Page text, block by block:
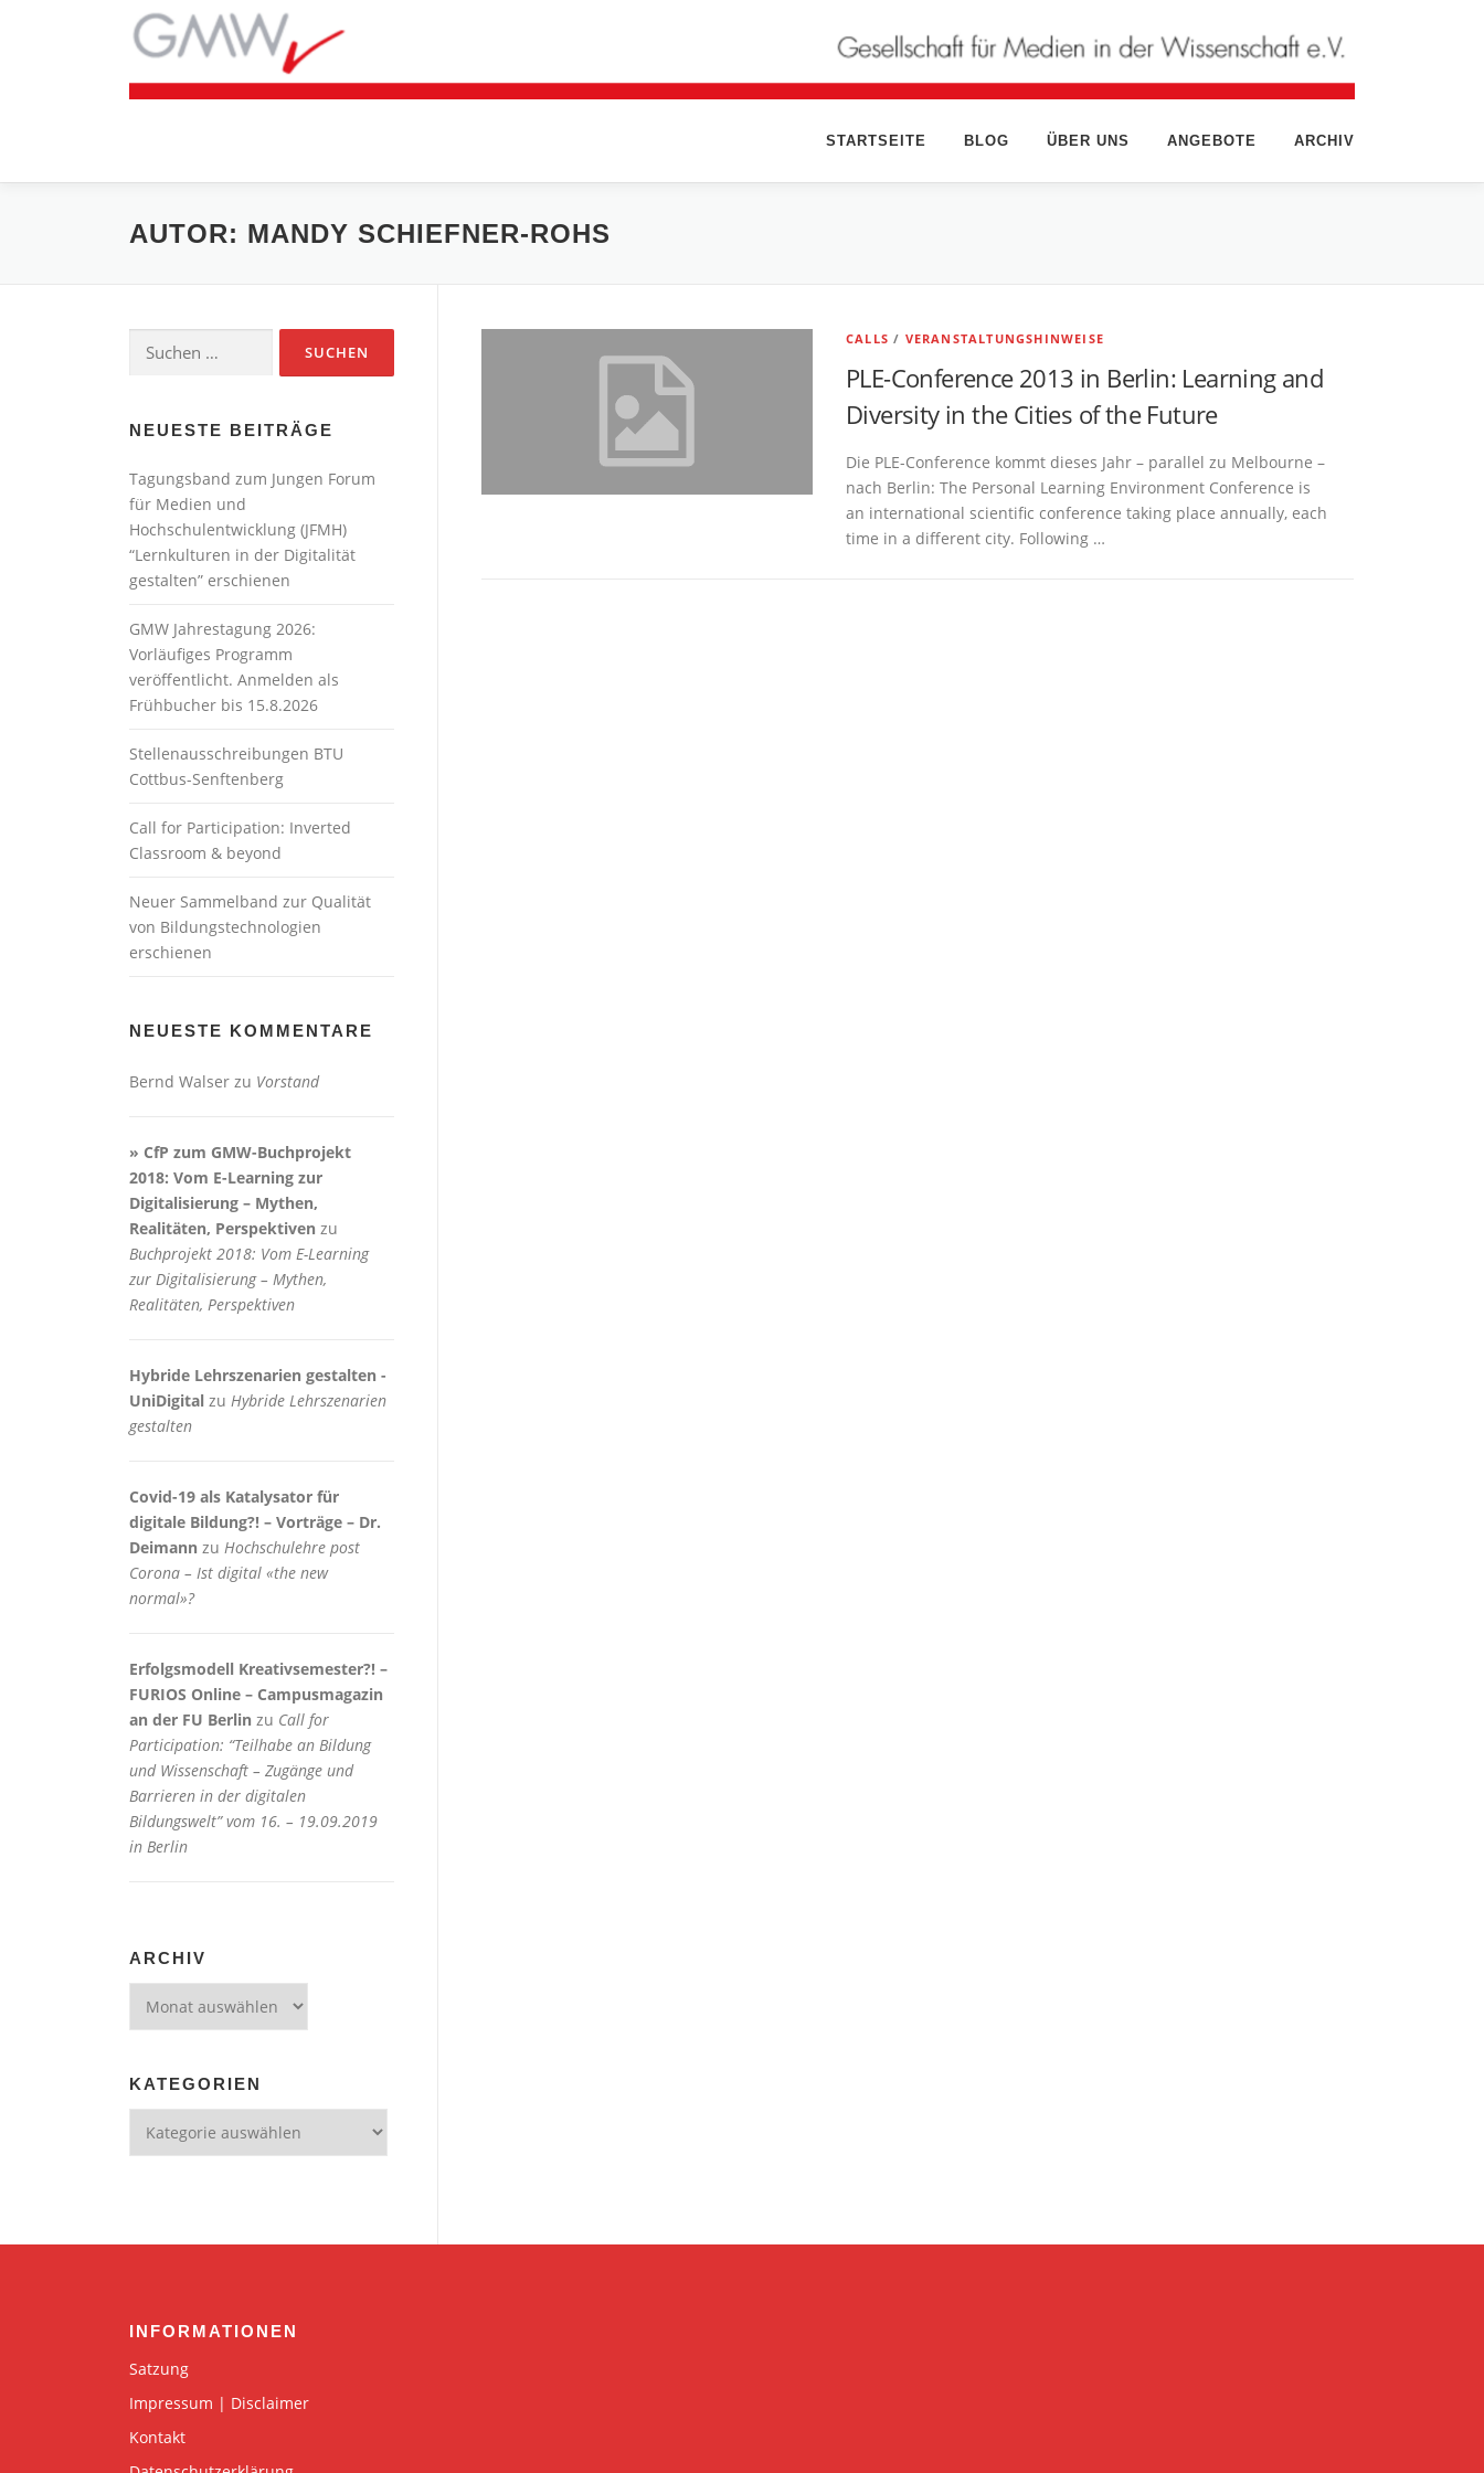
STARTSEITE BLOG ÜBER UNS ANGEBOTE ARCHIV
AUTOR: MANDY SCHIEFNER-ROHS
CALLS / VERANSTALTUNGSHINWEISE
PLE-Conference 2013 in Berlin: Learning and
Diversity in the Cities of the Future
Die PLE-Conference kommt dieses Jahr – parallel zu Melbourne –
nach Berlin: The Personal Learning Environment Conference is
an international scientific conference taking place annually, each
time in a different city. Following …
nach:
NEUESTE BEITRÄGE
Tagungsband zum Jungen Forum
für Medien und
Hochschulentwicklung (JFMH)
“Lernkulturen in der Digitalität
gestalten” erschienen
GMW Jahrestagung 2026:
Vorläufiges Programm
veröffentlicht. Anmelden als
Frühbucher bis 15.8.2026
Stellenausschreibungen BTU
Cottbus-Senftenberg
Call for Participation: Inverted
Classroom & beyond
Neuer Sammelband zur Qualität
von Bildungstechnologien
erschienen
NEUESTE KOMMENTARE
Bernd Walser zu Vorstand
» CfP zum GMW-Buchprojekt
2018: Vom E-Learning zur
Digitalisierung – Mythen,
Realitäten, Perspektiven zu
Buchprojekt 2018: Vom E-Learning
zur Digitalisierung – Mythen,
Realitäten, Perspektiven
Hybride Lehrszenarien gestalten -
UniDigital zu Hybride Lehrszenarien
gestalten
Covid-19 als Katalysator für
digitale Bildung?! – Vorträge – Dr.
Deimann zu Hochschulehre post
Corona – Ist digital «the new
normal»?
Erfolgsmodell Kreativsemester?! –
FURIOS Online – Campusmagazin
an der FU Berlin zu Call for
Participation: “Teilhabe an Bildung
und Wissenschaft – Zugänge und
Barrieren in der digitalen
Bildungswelt” vom 16. – 19.09.2019
in Berlin
ARCHIV
KATEGORIEN
INFORMATIONEN
Satzung
Impressum | Disclaimer
Kontakt